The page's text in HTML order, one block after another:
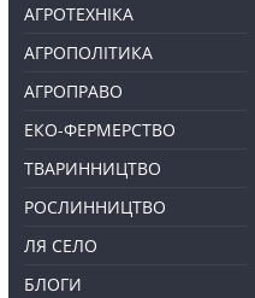
АГРОТЕХНІКА
АГРОПОЛІТИКА
АГРОПРАВО
ЕКО-ФЕРМЕРСТВО
ТВАРИННИЦТВО
РОСЛИННИЦТВО
ЛЯ СЕЛО
БЛОГИ